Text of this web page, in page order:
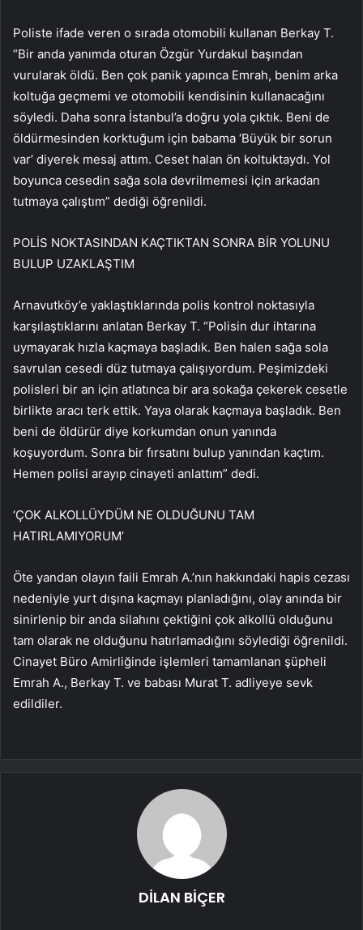
Poliste ifade veren o sırada otomobili kullanan Berkay T.
“Bir anda yanımda oturan Özgür Yurdakul başından
vurularak öldü. Ben çok panik yapınca Emrah, benim arka
koltuğa geçmemi ve otomobili kendisinin kullanacağını
söyledi. Daha sonra İstanbul’a doğru yola çıktık. Beni de
öldürmesinden korktuğum için babama ‘Büyük bir sorun
var’ diyerek mesaj attım. Ceset halan ön koltuktaydı. Yol
boyunca cesedin sağa sola devrilmemesi için arkadan
tutmaya çalıştım” dediği öğrenildi.
POLİS NOKTASINDAN KAÇTIKTAN SONRA BİR YOLUNU
BULUP UZAKLAŞTIM
Arnavutköy’e yaklaştıklarında polis kontrol noktasıyla
karşılaştıklarını anlatan Berkay T. “Polisin dur ihtarına
uymayarak hızla kaçmaya başladık. Ben halen sağa sola
savrulan cesedi düz tutmaya çalışıyordum. Peşimizdeki
polisleri bir an için atlatınca bir ara sokağa çekerek cesetle
birlikte aracı terk ettik. Yaya olarak kaçmaya başladık. Ben
beni de öldürür diye korkumdan onun yanında
koşuyordum. Sonra bir fırsatını bulup yanından kaçtım.
Hemen polisi arayıp cinayeti anlattım” dedi.
‘ÇOK ALKOLLÜYDÜM NE OLDUĞUNU TAM
HATIRLAMIYORUM’
Öte yandan olayın faili Emrah A.’nın hakkındaki hapis cezası
nedeniyle yurt dışına kaçmayı planladığını, olay anında bir
sinirlenip bir anda silahını çektiğini çok alkollü olduğunu
tam olarak ne olduğunu hatırlamadığını söylediği öğrenildi.
Cinayet Büro Amirliğinde işlemleri tamamlanan şüpheli
Emrah A., Berkay T. ve babası Murat T. adliyeye sevk
edildiler.
DİLAN BİÇER